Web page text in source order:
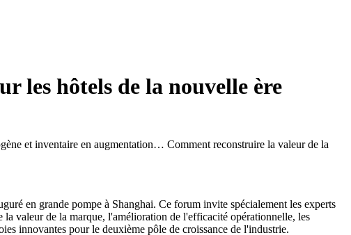
les hôtels de la nouvelle ère
et inventaire en augmentation… Comment reconstruire la valeur de la
en grande pompe à Shanghai. Ce forum invite spécialement les experts
la valeur de la marque, l'amélioration de l'efficacité opérationnelle, les
innovantes pour le deuxième pôle de croissance de l'industrie.